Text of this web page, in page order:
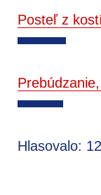
Posteľ z
Hlasovalo: